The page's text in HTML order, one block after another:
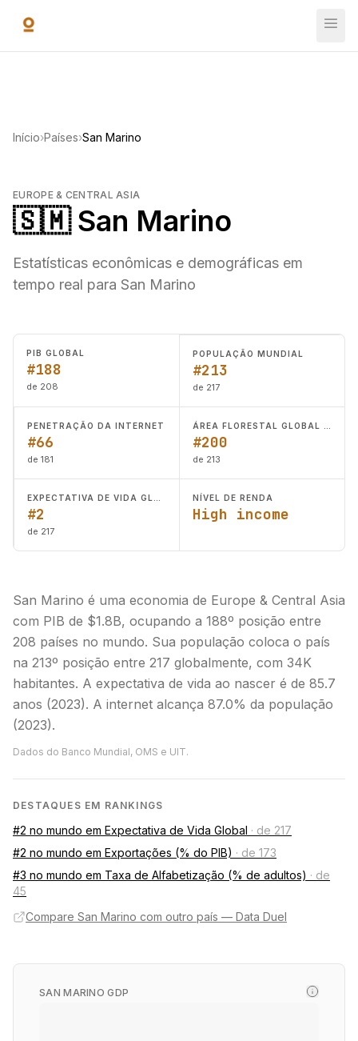
Início›Países›San Marino
EUROPE & CENTRAL ASIA
🇸🇲 San Marino
Estatísticas econômicas e demográficas em
tempo real para San Marino
PIB GLOBAL
#188
de 208
POPULAÇÃO MUNDIAL
#213
de 217
PENETRAÇÃO DA INTERNET
#66
de 181
#200
de 213
#2
de 217
NÍVEL DE RENDA
High income
San Marino é uma economia de Europe & Central Asia
com PIB de $1.8B, ocupando a 188º posição entre
208 países no mundo. Sua população coloca o país
na 213º posição entre 217 globalmente, com 34K
habitantes. A expectativa de vida ao nascer é de 85.7
anos (2023). A internet alcança 87.0% da população
(2023).
Dados do Banco Mundial, OMS e UIT.
DESTAQUES EM RANKINGS
#2 no mundo em Expectativa de Vida Global · de 217
#2 no mundo em Exportações (% do PIB) · de 173
#3 no mundo em Taxa de Alfabetização (% de adultos) · de
45
Compare San Marino com outro país — Data Duel
SAN MARINO GDP